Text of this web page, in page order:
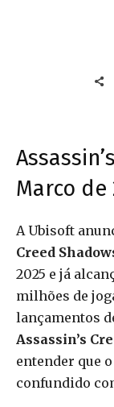
Marco de
A Ubisoft
Creed
2025 e já
milhões de
lançamentos
Assassin’s
entender que
confundido